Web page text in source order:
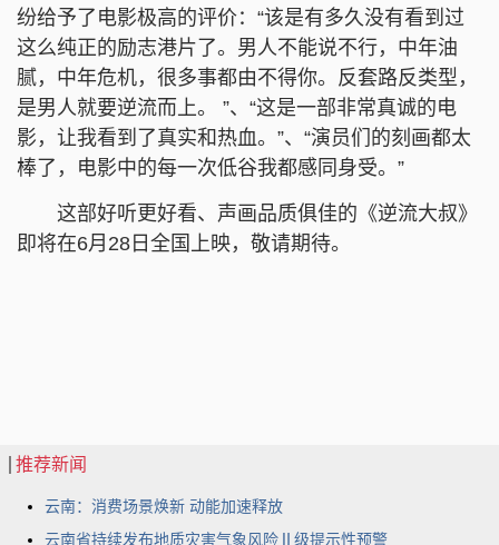
纷给予了电影极高的评价：“该是有多久没有看到过
这么纯正的励志港片了。男人不能说不行，中年油
腻，中年危机，很多事都由不得你。反套路反类型，
是男人就要逆流而上。 ”、“这是一部非常真诚的电
影，让我看到了真实和热血。”、“演员们的刻画都太
棒了，电影中的每一次低谷我都感同身受。”
这部好听更好看、声画品质俱佳的《逆流大叔》
即将在6月28日全国上映，敬请期待。
推荐新闻
云南：消费场景焕新 动能加速释放
云南省持续发布地质灾害气象风险Ⅱ级提示性预警